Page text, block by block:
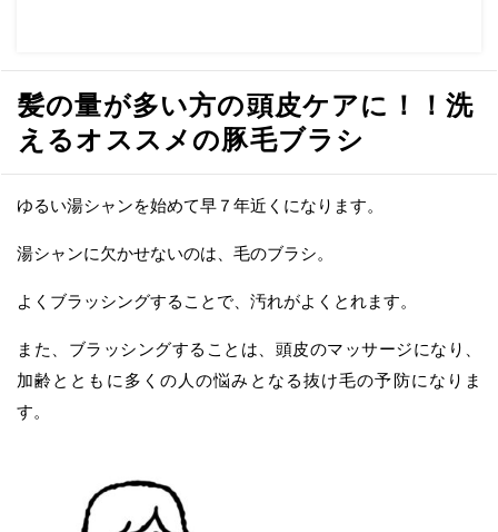
髪の量が多い方の頭皮ケアに！！洗
えるオススメの豚毛ブラシ
ゆるい湯シャンを始めて早７年近くになります。
湯シャンに欠かせないのは、毛のブラシ。
よくブラッシングすることで、汚れがよくとれます。
また、ブラッシングすることは、頭皮のマッサージになり、
加齢とともに多くの人の悩みとなる抜け毛の予防になりま
す。